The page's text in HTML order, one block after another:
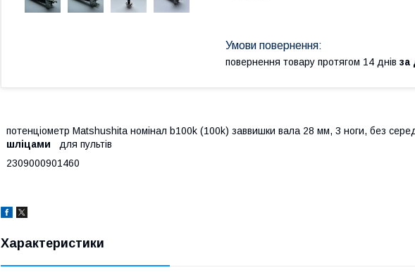
повернення товару протягом 14 днів за
потенціометр Matshushita номінал b100k (100k) заввишки вала 28 мм, 3 ноги, без
шліцами для пультів
2309000901460
Характеристики